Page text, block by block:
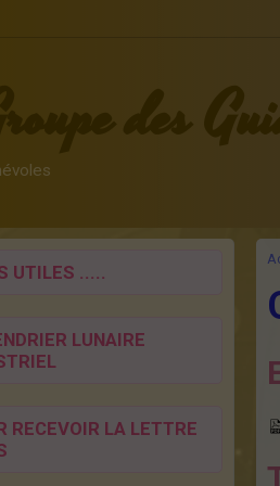
Groupe des
UTILES .....
LUNAIRE
RECEVOIR LA LETTRE